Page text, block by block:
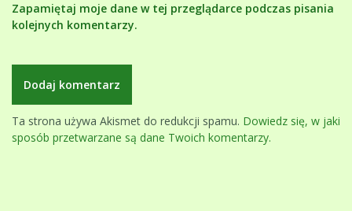
Zapamiętaj moje dane w tej przeglądarce podczas pisania
kolejnych komentarzy.
Ta strona używa Akismet do redukcji spamu. Dowiedz się, w jaki
sposób przetwarzane są dane Twoich komentarzy.